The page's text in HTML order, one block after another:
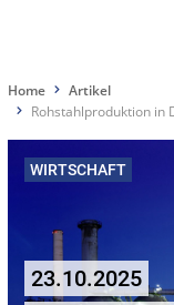
Home
Artikel
Rohstahlproduktion in
WIRTSCHAFT
23.10.2025